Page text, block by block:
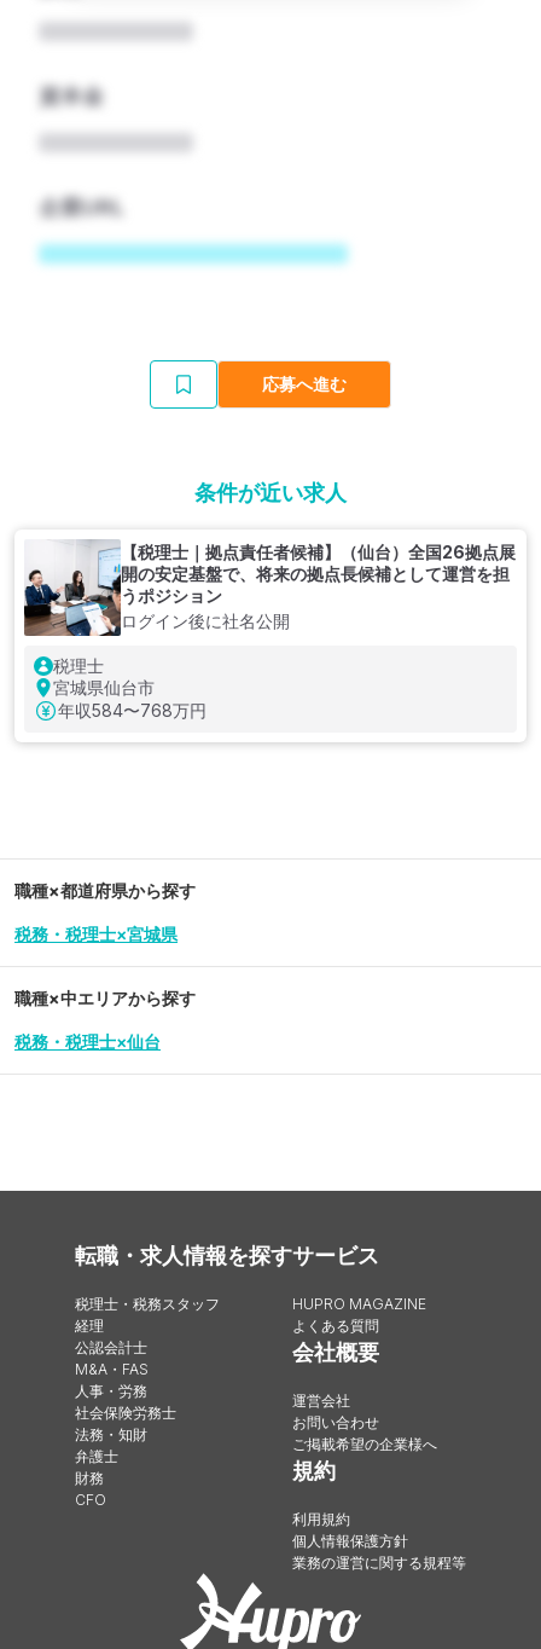
資本金
企業URL
応募へ進む
条件が近い求人
【税理士｜拠点責任者候補】（仙台）全国26拠点展
開の安定基盤で、将来の拠点長候補として運営を担
うポジション
ログイン後に社名公開
税理士
宮城県仙台市
年収584〜768万円
職種×都道府県から探す
税務・税理士×宮城県
職種×中エリアから探す
税務・税理士×仙台
転職・求人情報を探す
税理士・税務スタッフ
経理
公認会計士
M&A・FAS
人事・労務
社会保険労務士
法務・知財
弁護士
財務
CFO
サービス
HUPRO MAGAZINE
よくある質問
会社概要
運営会社
お問い合わせ
ご掲載希望の企業様へ
規約
利用規約
個人情報保護方針
業務の運営に関する規程等